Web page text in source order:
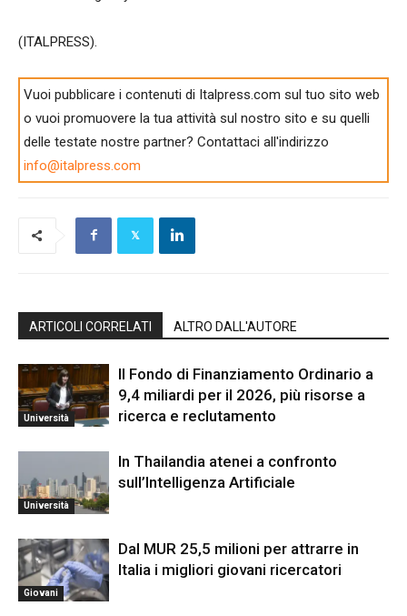
(ITALPRESS).
Vuoi pubblicare i contenuti di Italpress.com sul tuo sito web
o vuoi promuovere la tua attività sul nostro sito e su quelli
delle testate nostre partner? Contattaci all'indirizzo
info@italpress.com
ARTICOLI CORRELATI ALTRO DALL'AUTORE
Università
Il Fondo di Finanziamento Ordinario a
9,4 miliardi per il 2026, più risorse a
ricerca e reclutamento
Università
In Thailandia atenei a confronto
sull’Intelligenza Artificiale
Giovani
Dal MUR 25,5 milioni per attrarre in
Italia i migliori giovani ricercatori